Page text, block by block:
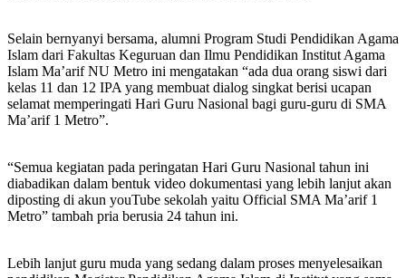
Selain bernyanyi bersama, alumni Program Studi Pendidikan Agama
Islam dari Fakultas Keguruan dan Ilmu Pendidikan Institut Agama
Islam Ma’arif NU Metro ini mengatakan “ada dua orang siswi dari
kelas 11 dan 12 IPA yang membuat dialog singkat berisi ucapan
selamat memperingati Hari Guru Nasional bagi guru-guru di SMA
Ma’arif 1 Metro”.
“Semua kegiatan pada peringatan Hari Guru Nasional tahun ini
diabadikan dalam bentuk video dokumentasi yang lebih lanjut akan
diposting di akun youTube sekolah yaitu Official SMA Ma’arif 1
Metro” tambah pria berusia 24 tahun ini.
Lebih lanjut guru muda yang sedang dalam proses menyelesaikan